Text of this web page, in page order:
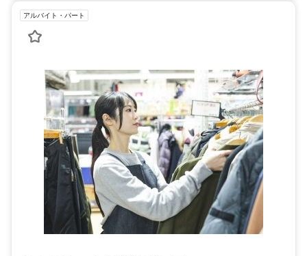
アルバイト・パート